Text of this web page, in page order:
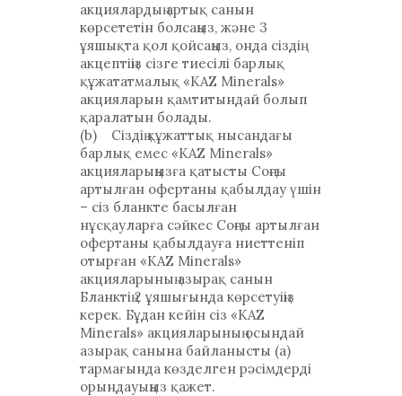
акциялардың артық санын
көрсететін болсаңыз, және 3
ұяшықта қол қойсаңыз, онда сіздің
акцептіңіз сізге тиесілі барлық
құжататмалық «KAZ Minerals»
акцияларын қамтитындай болып
қаралатын болады.
(b) Сіздің құжаттық нысандағы
барлық емес «KAZ Minerals»
акцияларыңызға қатысты Соңғы
артылған офертаны қабылдау үшін
– сіз бланкте басылған
нұсқауларға сәйкес Соңғы артылған
офертаны қабылдауға ниеттеніп
отырған «KAZ Minerals»
акцияларының азырақ санын
Бланктің 2 ұяшығында көрсетуіңіз
керек. Бұдан кейін сіз «KAZ
Minerals» акцияларының осындай
азырақ санына байланысты (а)
тармағында көзделген рәсімдерді
орындауыңыз қажет.